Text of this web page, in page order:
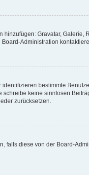
Gravatar,
Administration
bestimmte
keine sinnlosen
zurücksetzen.
falls diese von der Board-